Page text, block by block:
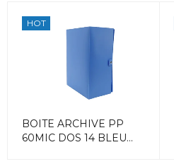
HOT
BOITE ARCHIVE PP
60MIC DOS 14 BLEU